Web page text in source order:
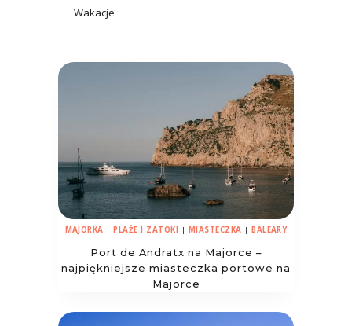
Wakacje
MAJORKA |PLAŻE I ZATOKI | MIASTECZKA |BALEARY
Port de Andratx na Majorce –
najpiękniejsze miasteczka portowe na
Majorce